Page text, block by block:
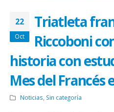
22
Oct
Triatleta
Riccoboni
historia con
Mes del Francés
Noticias Sin categoría